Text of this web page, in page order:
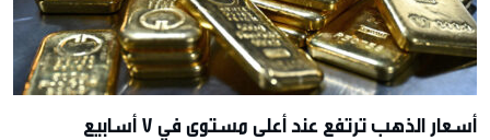
أسعار الذهب ترتفع عند أعلى مستوى في 7 أسابيع